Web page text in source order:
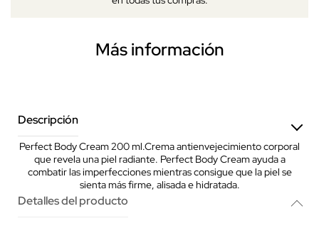
Más información
Descripción
Perfect Body Cream 200 ml.Crema antienvejecimiento corporal
que revela una piel radiante. Perfect Body Cream ayuda a
combatir las imperfecciones mientras consigue que la piel se
sienta más firme, alisada e hidratada.
Detalles del producto